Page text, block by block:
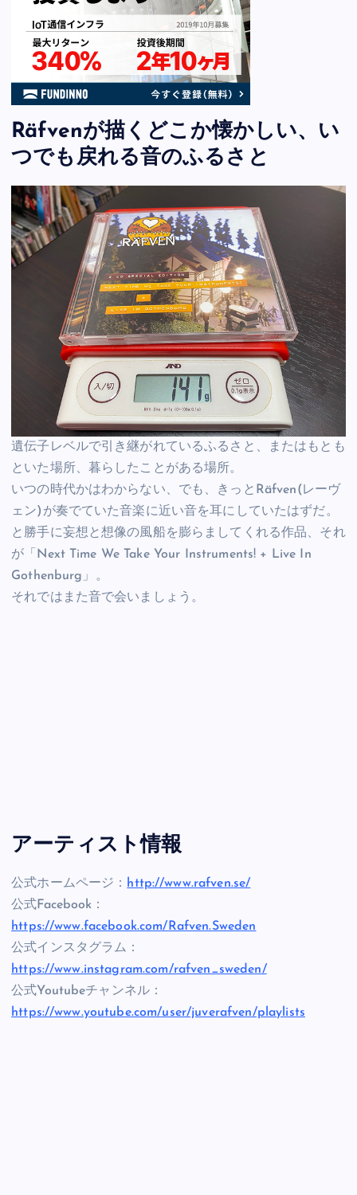
Räfvenが描くどこか懐かしい、い
つでも戻れる音のふるさと
遺伝子レベルで引き継がれているふるさと、またはもとも
といた場所、暮らしたことがある場所。
いつの時代かはわからない、でも、きっとRäfven(レーヴ
ェン)が奏でていた音楽に近い音を耳にしていたはずだ。
と勝手に妄想と想像の風船を膨らましてくれる作品、それ
が「Next Time We Take Your Instruments! + Live In
Gothenburg」。
それではまた音で会いましょう。
アーティスト情報
公式ホームページ： http://www.rafven.se/
公式Facebook：
https://www.facebook.com/Rafven.Sweden
公式インスタグラム：
https://www.instagram.com/rafven_sweden/
公式Youtubeチャンネル：
https://www.youtube.com/user/juverafven/playlists